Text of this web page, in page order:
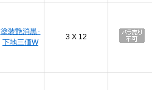
塗装艶消黒･
下地三価W
3 X 12